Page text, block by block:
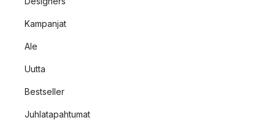
Kampanjat
Ale
Uutta
Bestseller
Juhlatapahtumat